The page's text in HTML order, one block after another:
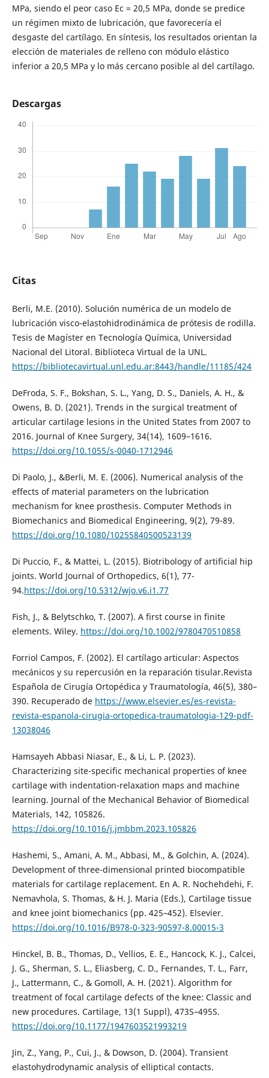
MPa, siendo el peor caso Ec = 20,5 MPa, donde se predice
un régimen mixto de lubricación, que favorecería el
desgaste del cartílago. En síntesis, los resultados orientan la
elección de materiales de relleno con módulo elástico
inferior a 20,5 MPa y lo más cercano posible al del cartílago.
Descargas
Citas
Berli, M.E. (2010). Solución numérica de un modelo de
lubricación visco-elastohidrodinámica de prótesis de rodilla.
Tesis de Magíster en Tecnología Química, Universidad
Nacional del Litoral. Biblioteca Virtual de la UNL.
https://bibliotecavirtual.unl.edu.ar:8443/handle/11185/424
DeFroda, S. F., Bokshan, S. L., Yang, D. S., Daniels, A. H., &
Owens, B. D. (2021). Trends in the surgical treatment of
articular cartilage lesions in the United States from 2007 to
2016. Journal of Knee Surgery, 34(14), 1609–1616.
https://doi.org/10.1055/s-0040-1712946
Di Paolo, J., &Berli, M. E. (2006). Numerical analysis of the
effects of material parameters on the lubrication
mechanism for knee prosthesis. Computer Methods in
Biomechanics and Biomedical Engineering, 9(2), 79-89.
https://doi.org/10.1080/10255840500523139
Di Puccio, F., & Mattei, L. (2015). Biotribology of artificial hip
joints. World Journal of Orthopedics, 6(1), 77-
94.https://doi.org/10.5312/wjo.v6.i1.77
Fish, J., & Belytschko, T. (2007). A first course in finite
elements. Wiley. https://doi.org/10.1002/9780470510858
Forriol Campos, F. (2002). El cartílago articular: Aspectos
mecánicos y su repercusión en la reparación tisular.Revista
Española de Cirugía Ortopédica y Traumatología, 46(5), 380–
390. Recuperado de https://www.elsevier.es/es-revista-
revista-espanola-cirugia-ortopedica-traumatologia-129-pdf-
13038046
Hamsayeh Abbasi Niasar, E., & Li, L. P. (2023).
Characterizing site-specific mechanical properties of knee
cartilage with indentation-relaxation maps and machine
learning. Journal of the Mechanical Behavior of Biomedical
Materials, 142, 105826.
https://doi.org/10.1016/j.jmbbm.2023.105826
Hashemi, S., Amani, A. M., Abbasi, M., & Golchin, A. (2024).
Development of three-dimensional printed biocompatible
materials for cartilage replacement. En A. R. Nochehdehi, F.
Nemavhola, S. Thomas, & H. J. Maria (Eds.), Cartilage tissue
and knee joint biomechanics (pp. 425–452). Elsevier.
https://doi.org/10.1016/B978-0-323-90597-8.00015-3
Hinckel, B. B., Thomas, D., Vellios, E. E., Hancock, K. J., Calcei,
J. G., Sherman, S. L., Eliasberg, C. D., Fernandes, T. L., Farr,
J., Lattermann, C., & Gomoll, A. H. (2021). Algorithm for
treatment of focal cartilage defects of the knee: Classic and
new procedures. Cartilage, 13(1 Suppl), 473S–495S.
https://doi.org/10.1177/1947603521993219
Jin, Z., Yang, P., Cui, J., & Dowson, D. (2004). Transient
elastohydrodynamic analysis of elliptical contacts.